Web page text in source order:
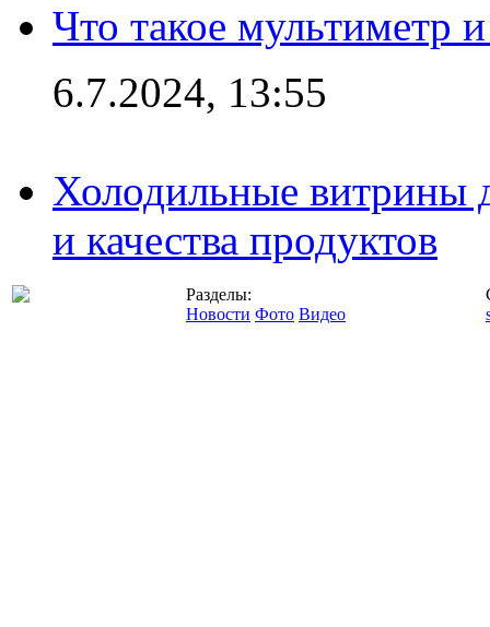
Что такое мультиметр
6.7.2024, 13:55
Холодильные витрины
и качества продуктов
Разделы:
Новости Фото Видео